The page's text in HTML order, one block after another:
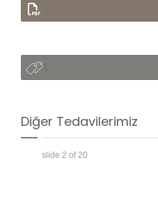
Diğer Tedavilerimiz
slide 2 of 20